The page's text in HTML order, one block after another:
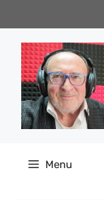
al
contenuto
Menu